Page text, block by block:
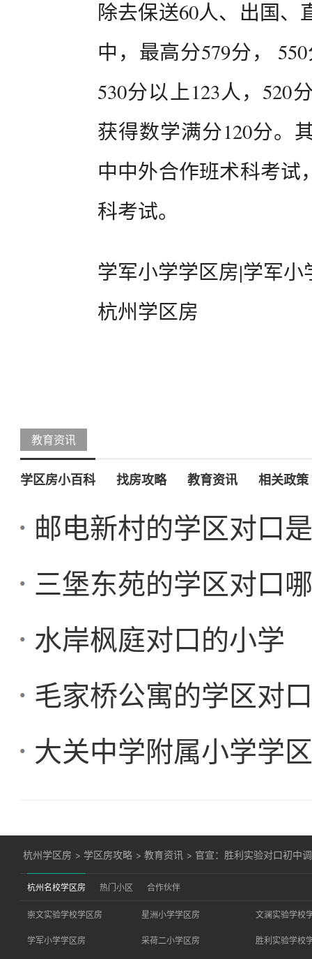
除去保送60人、出国
中，最高分579分，
530分以上123人，520
获得数学满分120分。
中中外合作班术科考试
科考试。
学军小学学区房|学军
杭州学区房
教育资讯
学区房小百科 找房攻略 教育资讯 相关政策
邮电新村的学区对口
三堡东苑的学区对口
水岸枫庭对口的小学
毛家桥公寓的学区对
大关中学附属小学学
杭州学区房 > 学区房攻略 >教育资讯 > 官宣：胜利实验对口初中
杭州名校学区房 热门小区 合作伙伴
崇文实验学校学区房 星洲小学学区房 文澜实验学校
学军小学学区房 采荷二小学区房 胜利实验学校